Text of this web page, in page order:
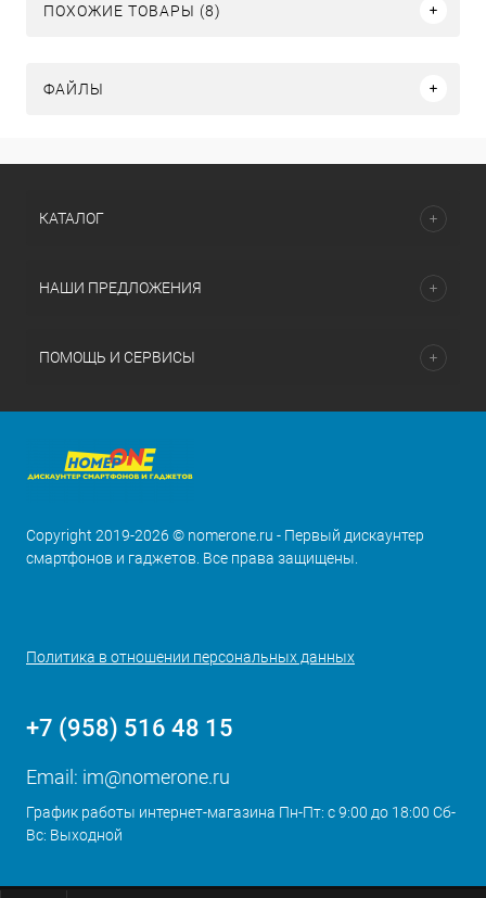
ПОХОЖИЕ ТОВАРЫ (8)
ФАЙЛЫ
КАТАЛОГ
НАШИ ПРЕДЛОЖЕНИЯ
ПОМОЩЬ И СЕРВИСЫ
Copyright 2019-2026 © nomerone.ru - Первый дискаунтер
смартфонов и гаджетов. Все права защищены.
Политика в отношении персональных данных
+7 (958) 516 48 15
Email: im@nomerone.ru
График работы интернет-магазина Пн-Пт: с 9:00 до 18:00 Сб-
Вс: Выходной